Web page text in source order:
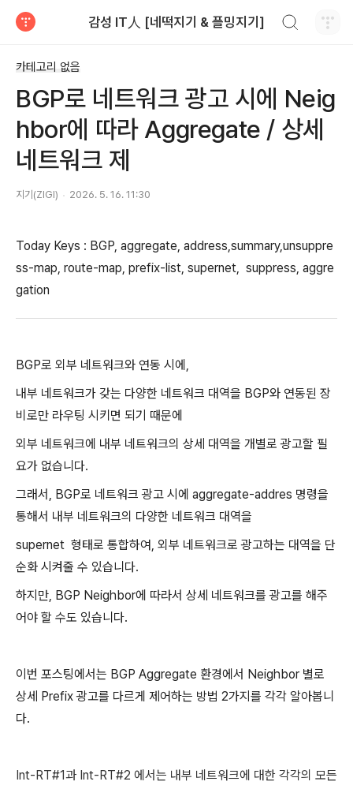
감성 IT人 [네떡지기 & 플밍지기]
카테고리 없음
BGP로 네트워크 광고 시에 Neig
hbor에 따라 Aggregate / 상세
네트워크 제
지기(ZIGI) 2026. 5. 16. 11:30
Today Keys : BGP, aggregate, address,summary,unsuppre
ss-map, route-map, prefix-list, supernet, suppress, aggre
gation
BGP로 외부 네트워크와 연동 시에,
내부 네트워크가 갖는 다양한 네트워크 대역을 BGP와 연동된 장
비로만 라우팅 시키면 되기 때문에
외부 네트워크에 내부 네트워크의 상세 대역을 개별로 광고할 필
요가 없습니다.
그래서, BGP로 네트워크 광고 시에 aggregate-addres 명령을
통해서 내부 네트워크의 다양한 네트워크 대역을
supernet 형태로 통합하여, 외부 네트워크로 광고하는 대역을 단
순화 시켜줄 수 있습니다.
하지만, BGP Neighbor에 따라서 상세 네트워크를 광고를 해주
어야 할 수도 있습니다.
이번 포스팅에서는 BGP Aggregate 환경에서 Neighbor 별로
상세 Prefix 광고를 다르게 제어하는 방법 2가지를 각각 알아봅니
다.
Int-RT#1과 Int-RT#2 에서는 내부 네트워크에 대한 각각의 모든